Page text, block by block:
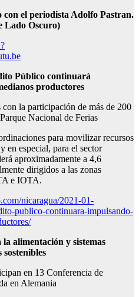
el periodista Adolfo Pastran.
Lado Oscuro)
Público continuará
productores
la participación de más de 200
Nacional de Ferias
para movilizar recursos
en especial, para el sector
aproximadamente a 4,6
dirigidos a las zonas
e IOTA.
nicaragua/2021-01-
publico-continuara-impulsando-
la alimentación y sistemas
en 13 Conferencia de
en Alemania